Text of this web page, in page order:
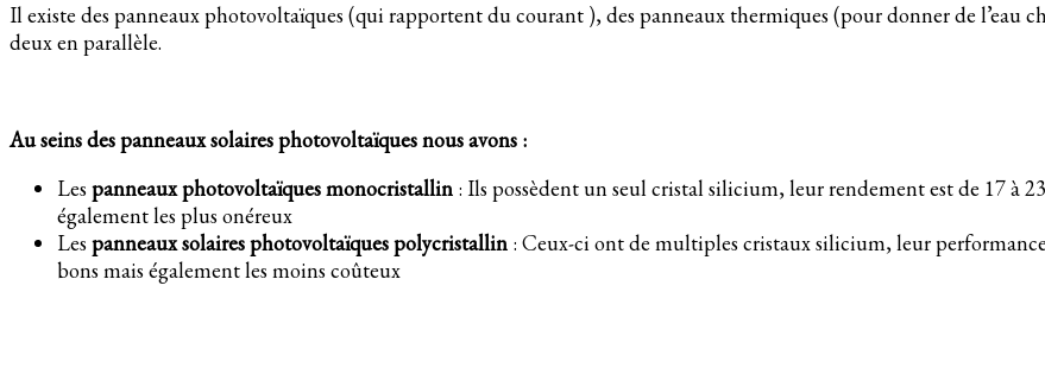
Il existe des panneaux photovoltaïques (qui rapportent du courant ), des panneaux thermiques (pour donner de l’eau
deux en parallèle.
Au seins des panneaux solaires photovoltaïques nous avons :
Les panneaux photovoltaïques monocristallin : Ils possèdent un seul cristal silicium, leur rendement est de 17 à
également les plus onéreux
Les panneaux solaires photovoltaïques polycristallin : Ceux-ci ont de multiples cristaux silicium, leur
bons mais également les moins coûteux